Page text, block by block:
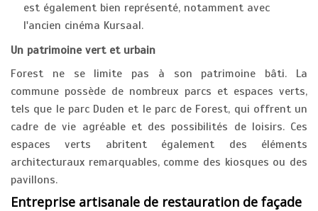
est également bien représenté, notamment avec
l'ancien cinéma Kursaal.
Un patrimoine vert et urbain
Forest ne se limite pas à son patrimoine bâti. La
commune possède de nombreux parcs et espaces verts,
tels que le parc Duden et le parc de Forest, qui offrent un
cadre de vie agréable et des possibilités de loisirs. Ces
espaces verts abritent également des éléments
architecturaux remarquables, comme des kiosques ou des
pavillons.
Entreprise artisanale de restauration de façade